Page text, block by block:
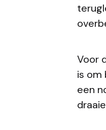
Voor
is om
een